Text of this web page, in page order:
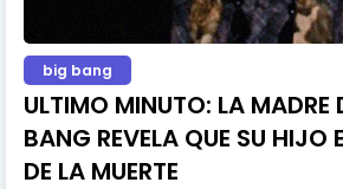
big bang
ULTIMO MINUTO: LA MADRE
BANG REVELA QUE SU HIJO
DE LA MUERTE